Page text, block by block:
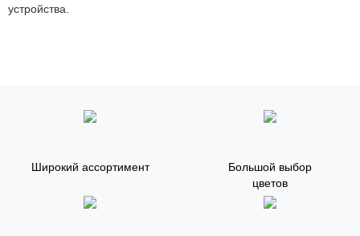
устройства.
Широкий ассортимент
Большой выбор
цветов